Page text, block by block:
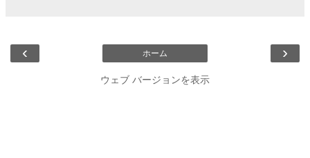
‹ ›
ホーム
ウェブ バージョンを表示